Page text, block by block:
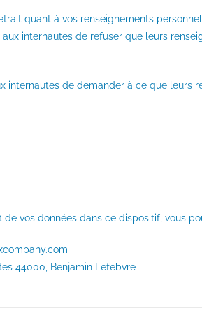
quant à vos renseignements
internautes de refuser que leurs
internautes de demander à ce que
vos données dans ce dispositif, vous
44000, Benjamin Lefebvre